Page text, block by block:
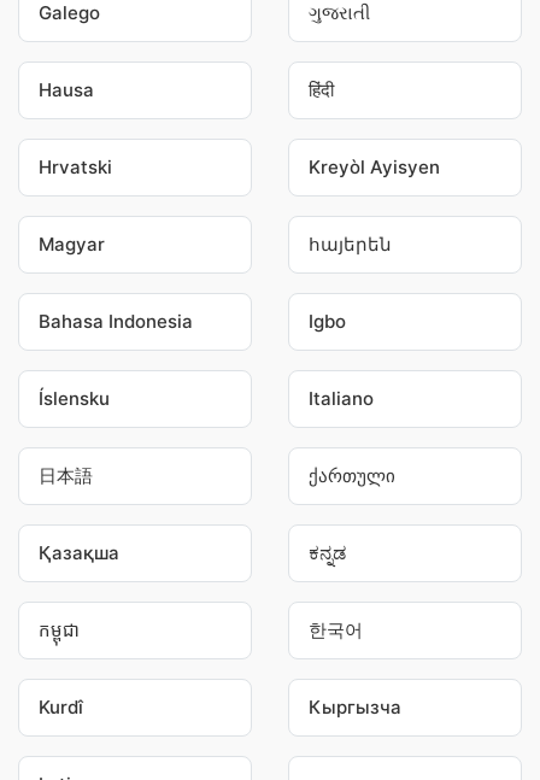
Galego ગુજરાતી
Hausa हिंदी
Hrvatski Kreyòl Ayisyen
Magyar հայերեն
Bahasa Indonesia Igbo
Íslensku Italiano
日本語 ქართული
Қазақша ಕನ್ನಡ
កម្ពុជា 한국어
Kurdî Кыргызча